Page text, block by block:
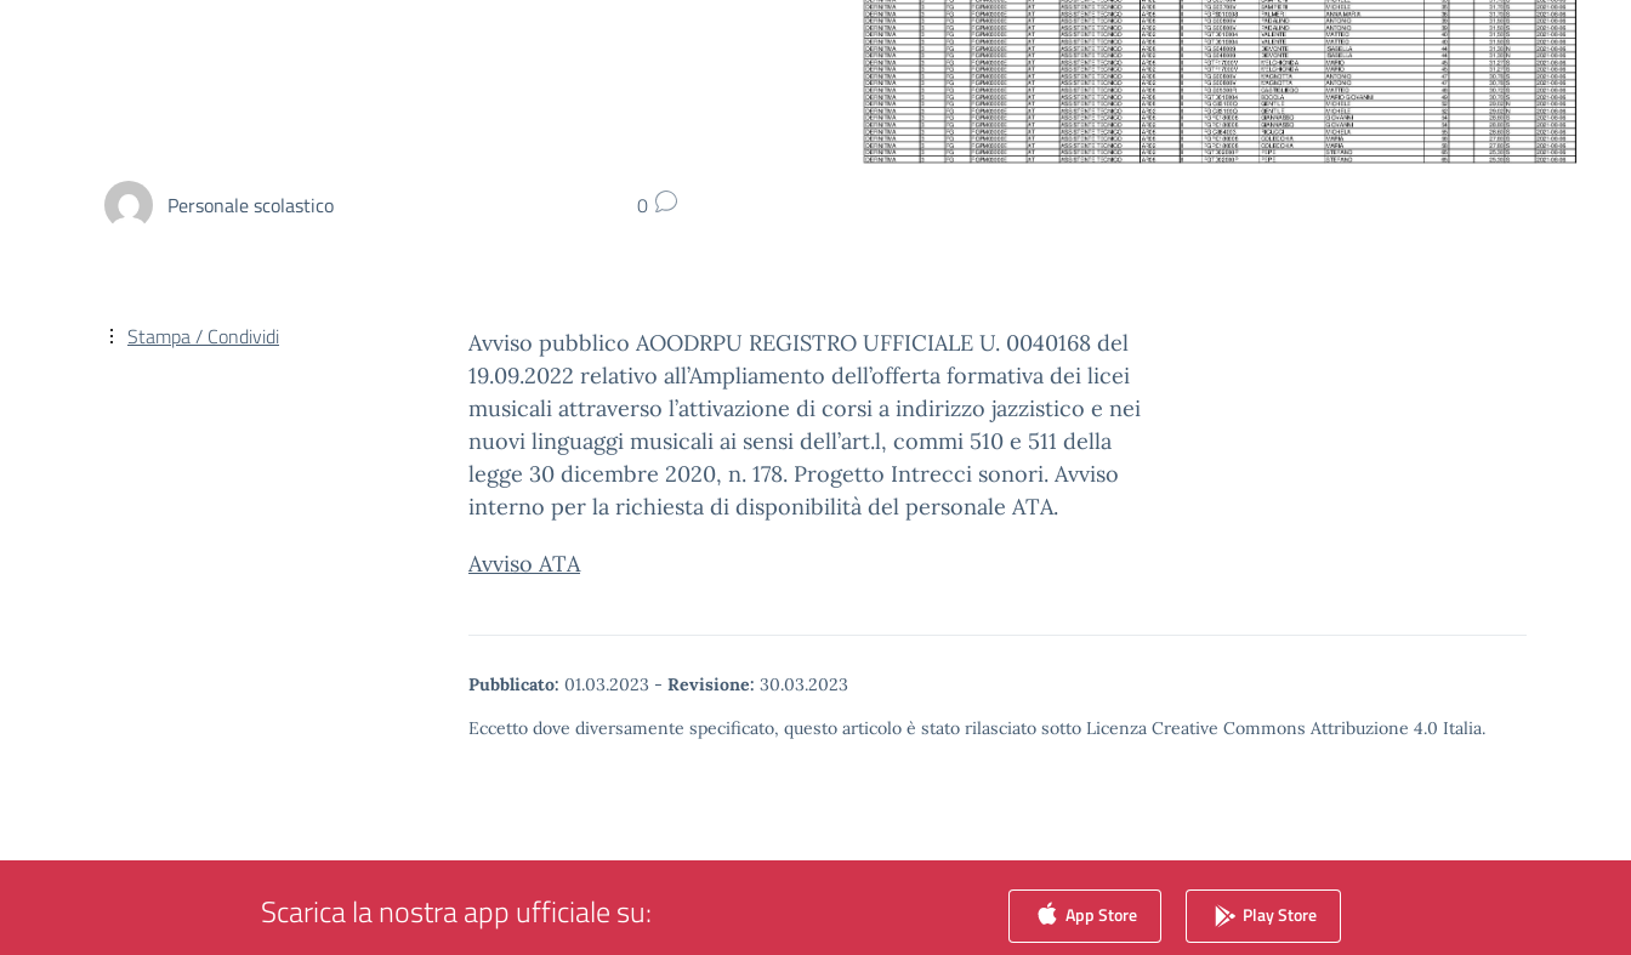
Personale scolastico 0
Avviso pubblico AOODRPU REGISTRO UFFICIALE U. 0040168 del
19.09.2022 relativo all’Ampliamento dell’offerta formativa dei licei
musicali attraverso l’attivazione di corsi a indirizzo jazzistico e nei
nuovi linguaggi musicali ai sensi dell’art.l, commi 510 e 511 della
legge 30 dicembre 2020, n. 178. Progetto Intrecci sonori. Avviso
interno per la richiesta di disponibilità del personale ATA.
Avviso ATA
Pubblicato: 01.03.2023 - Revisione: 30.03.2023
Eccetto dove diversamente specificato, questo articolo è stato rilasciato sotto Licenza Creative Commons Attribuzione 4.0 Italia.
Stampa / Condividi
Scarica la nostra app ufficiale su: App Store Play Store